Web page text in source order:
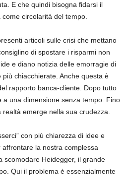
E che quindi bisogna fidarsi il
circolarità del tempo.
articoli sulle crisi che mettano
di spostare i risparmi non
e diano notizia delle emorragie di
chiacchierate. Anche questa è
rapporto banca-cliente. Dopo tutto
una dimensione senza tempo. Fino
emerge nella sua crudezza.
con più chiarezza di idee e
la nostra complessa
scomodare Heidegger, il grande
Qui il problema è essenzialmente